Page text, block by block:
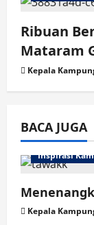
Ribuan
Mataram
Kepala
BACA JUGA
Inspirasi
Kepala